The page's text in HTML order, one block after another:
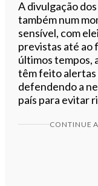
A divulgação
também num
sensível, com
previstas até ao
últimos tempos,
têm feito alertas
defendendo a
país para evitar
CONTINUE